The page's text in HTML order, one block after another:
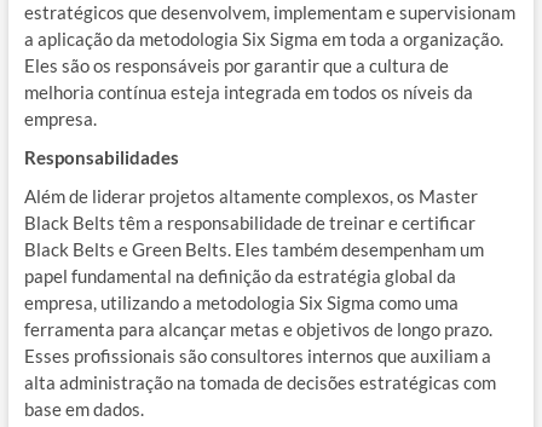
estratégicos que desenvolvem, implementam e supervisionam
a aplicação da metodologia Six Sigma em toda a organização.
Eles são os responsáveis por garantir que a cultura de
melhoria contínua esteja integrada em todos os níveis da
empresa.
Responsabilidades
Além de liderar projetos altamente complexos, os Master
Black Belts têm a responsabilidade de treinar e certificar
Black Belts e Green Belts. Eles também desempenham um
papel fundamental na definição da estratégia global da
empresa, utilizando a metodologia Six Sigma como uma
ferramenta para alcançar metas e objetivos de longo prazo.
Esses profissionais são consultores internos que auxiliam a
alta administração na tomada de decisões estratégicas com
base em dados.